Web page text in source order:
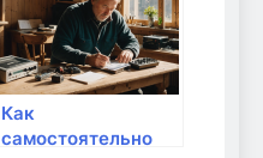
Как
самостоятельно